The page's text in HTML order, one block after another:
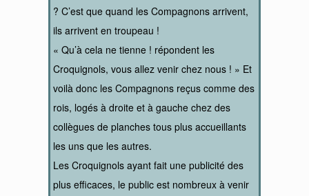
? C’est que quand les Compagnons arrivent,
ils arrivent en troupeau !
« Qu’à cela ne tienne ! répondent les
Croquignols, vous allez venir chez nous ! » Et
voilà donc les Compagnons reçus comme des
rois, logés à droite et à gauche chez des
collègues de planches tous plus accueillants
les uns que les autres.
Les Croquignols ayant fait une publicité des
plus efficaces, le public est nombreux à venir